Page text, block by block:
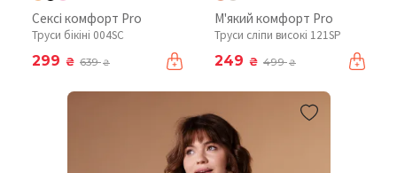
Сексі комфорт Pro
Труси бікіні 004SC
299 ₴ 639₴
М'який комфорт Pro
Труси сліпи високі 121SP
249 ₴ 499₴